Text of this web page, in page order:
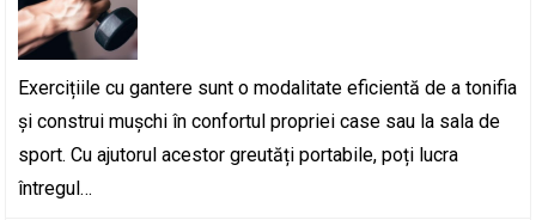
Exercițiile cu gantere sunt o modalitate eficientă de a tonifia
și construi mușchi în confortul propriei case sau la sala de
sport. Cu ajutorul acestor greutăți portabile, poți lucra
întregul…